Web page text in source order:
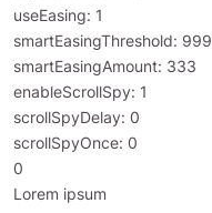
useEasing: 1
smartEasingThreshold: 999
smartEasingAmount: 333
enableScrollSpy: 1
scrollSpyDelay: 0
scrollSpyOnce: 0
0
Lorem ipsum